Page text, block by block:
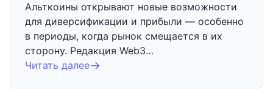
Альткоины открывают новые возможности
для диверсификации и прибыли — особенно
в периоды, когда рынок смещается в их
сторону. Редакция Web3…
Читать далее